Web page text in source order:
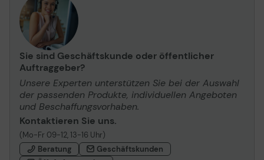
Sie sind Geschäftskunde oder öffentlicher
Auftraggeber?
Unsere Experten unterstützen Sie bei der Auswahl
der passenden Produkte, individuellen Angeboten
und Beschaffungsvorhaben.
Kontaktieren Sie uns.
(Mo-Fr 09-12, 13-16 Uhr)
Beratung
Geschäftskunden